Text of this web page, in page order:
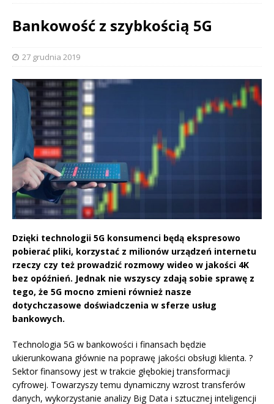
Bankowość z szybkością 5G
27 grudnia 2019
Dzięki technologii 5G konsumenci będą ekspresowo
pobierać pliki, korzystać z milionów urządzeń internetu
rzeczy czy też prowadzić rozmowy wideo w jakości 4K
bez opóźnień. Jednak nie wszyscy zdają sobie sprawę z
tego, że 5G mocno zmieni również nasze
dotychczasowe doświadczenia w sferze usług
bankowych.
Technologia 5G w bankowości i finansach będzie
ukierunkowana głównie na poprawę jakości obsługi klienta. ?
Sektor finansowy jest w trakcie głębokiej transformacji
cyfrowej. Towarzyszy temu dynamiczny wzrost transferów
danych, wykorzystanie analizy Big Data i sztucznej inteligencji